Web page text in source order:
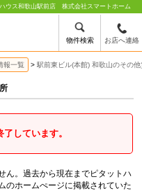
物件検索 お店へ連絡
ウス和歌山駅前店 株式会社スマートホーム
報一覧 駅前東ビル(本館) 和歌山のその
しています。
ん。過去から現在までピタットハ
ホームぺージに掲載されていた